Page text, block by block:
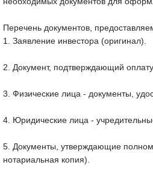
Перечень документов,
1. Заявление инвестора (оригинал).
2. Документ, подтверждающий
3. Физические лица - документы,
4. Юридические лица -
5. Документы, утверждающие
нотариальная копия).